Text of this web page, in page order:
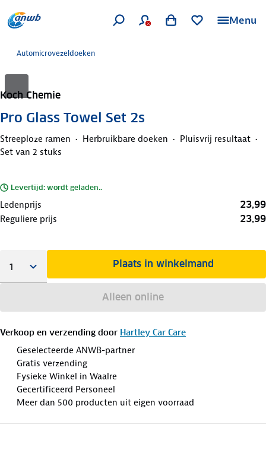
Menu
Automicrovezeldoeken
Koch Chemie
Pro Glass Towel Set 2s
Streeploze ramen Herbruikbare doeken
Pluisvrij resultaat
Set van 2 stuks
Levertijd: wordt geladen..
Ledenprijs 23,99
Reguliere prijs 23,99
Plaats in winkelmand
Alleen online
Verkoop en verzending door Hartley Car Care
Geselecteerde ANWB-partner
Gratis verzending
Fysieke Winkel in Waalre
Gecertificeerd Personeel
Meer dan 500 producten uit eigen voorraad